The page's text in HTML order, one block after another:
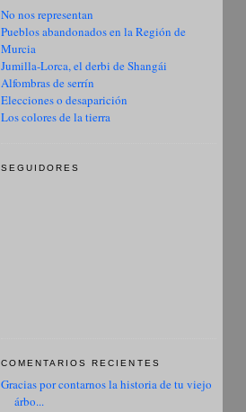
No nos representan
Pueblos abandonados en la Región de
Murcia
Jumilla-Lorca, el derbi de Shangái
Alfombras de serrín
Elecciones o desaparición
Los colores de la tierra
SEGUIDORES
COMENTARIOS RECIENTES
Gracias por contarnos la historia de tu viejo
árbo...